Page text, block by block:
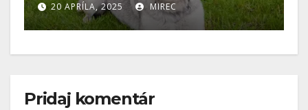
20 APRÍLA, 2025 MIREC
Pridaj komentár